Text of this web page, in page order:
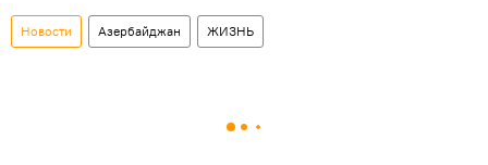
Новости Азербайджан ЖИЗНЬ